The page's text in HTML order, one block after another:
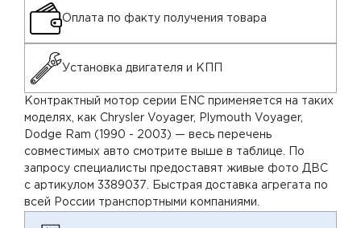
Оплата по факту получения товара
Установка двигателя и КПП
Контрактный мотор серии ENC применяется на таких
моделях, как Chrysler Voyager, Plymouth Voyager,
Dodge Ram (1990 - 2003) — весь перечень
совместимых авто смотрите выше в таблице. По
запросу специалисты предоставят живые фото ДВС
с артикулом 3389037. Быстрая доставка агрегата по
всей России транспортными компаниями.